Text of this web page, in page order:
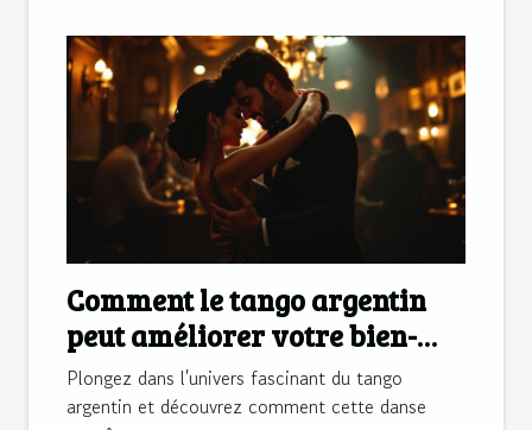
Comment le tango argentin
peut améliorer votre bien-
être ?
Plongez dans l'univers fascinant du tango
argentin et découvrez comment cette danse